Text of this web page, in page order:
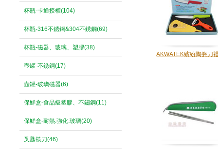
AKWATEK繽紛陶瓷刀
杯瓶-卡通授權(104)
杯瓶-316不銹鋼&304不銹鋼(69)
杯瓶-磁器、玻璃、塑膠(38)
壺罐-不銹鋼(17)
壺罐-玻璃磁器(6)
保鮮盒-食品級塑膠、不鏽鋼(11)
保鮮盒-耐熱.強化.玻璃(20)
叉匙筷刀(46)